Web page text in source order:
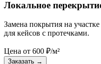
Локальное
Замена покрытия на
для кейсов с протечками.
Цена от 600 ₽/м²
Заказать →